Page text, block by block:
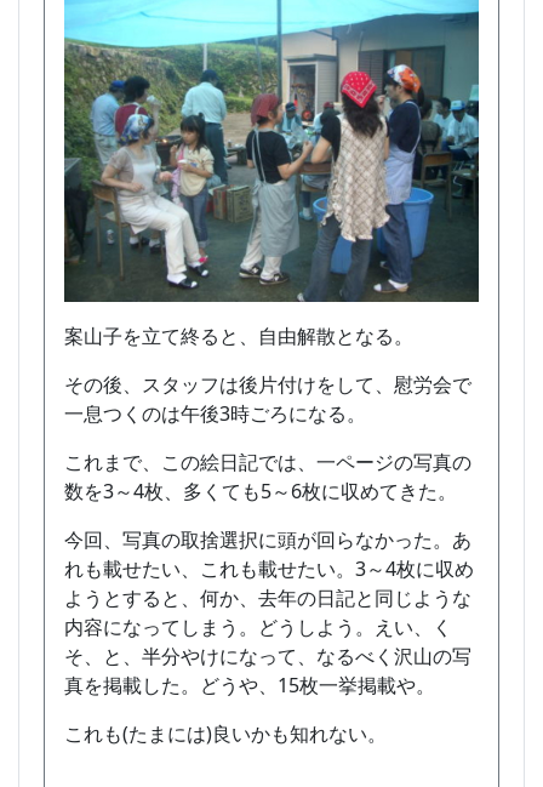
案山子を立て終ると、自由解散となる。
その後、スタッフは後片付けをして、慰労会で
一息つくのは午後3時ごろになる。
これまで、この絵日記では、一ページの写真の
数を3～4枚、多くても5～6枚に収めてきた。
今回、写真の取捨選択に頭が回らなかった。あ
れも載せたい、これも載せたい。3～4枚に収め
ようとすると、何か、去年の日記と同じような
内容になってしまう。どうしよう。えい、く
そ、と、半分やけになって、なるべく沢山の写
真を掲載した。どうや、15枚一挙掲載や。
これも(たまには)良いかも知れない。